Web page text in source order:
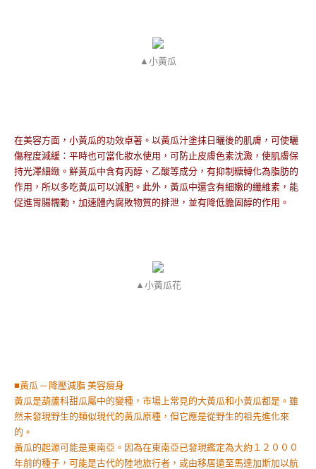
▲小黃瓜
在美容方面，小黃瓜的功效卓著。以黃瓜汁塗抹日曬後的肌膚，可使曬
傷程度減緩：平時也可當化妝水使用，可防止皮膚色素沈澱，使肌膚保
持光澤細緻。鮮黃瓜中含有丙醇、乙酸等成分，有抑制糖轉化為脂肪的
作用，所以多吃黃瓜可以減肥。此外，黃瓜中還含有細嫩的纖維素，能
促進胃腸糯動，加速體內腐敗物質的排泄，並有降低膽固醇的作用。
▲小黃瓜花
■黃瓜 ─ 降壓減脂 美容瘦身
黃瓜是葫蘆科甜瓜屬中的變種，市場上常見的大黃瓜和小黃瓜都是。雖
然未發現野生的類似現代的黃瓜原種，但它應是從野生的祖先進化來
的。
黃瓜的起源可能是東南亞。因為在東南亞已發現鑑定為大約１２０００
年前的種子，可能是古代的陸地旅行者，或由移居遠至馬達加斯加以航